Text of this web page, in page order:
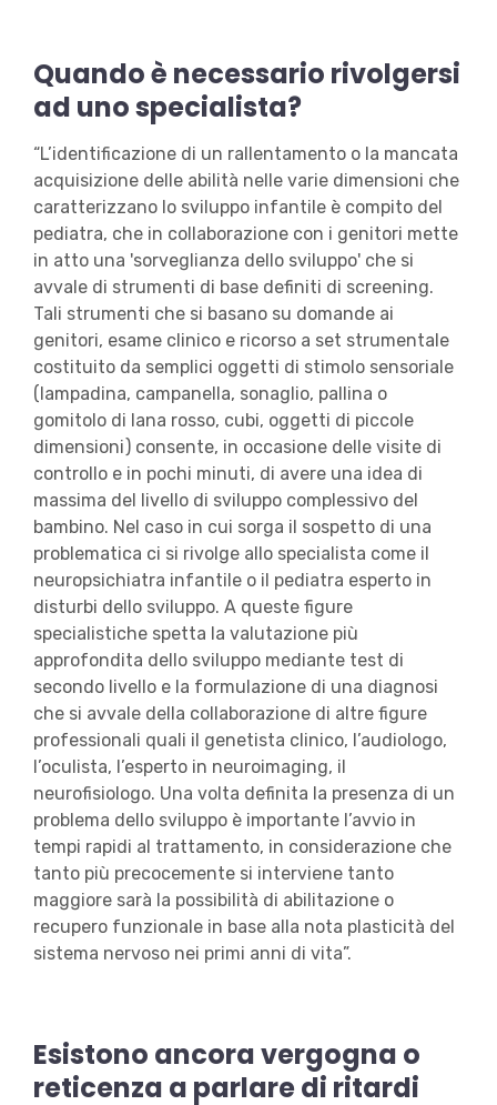
Quando è necessario rivolgersi
ad uno specialista?
“L’identificazione di un rallentamento o la mancata
acquisizione delle abilità nelle varie dimensioni che
caratterizzano lo sviluppo infantile è compito del
pediatra, che in collaborazione con i genitori mette
in atto una 'sorveglianza dello sviluppo' che si
avvale di strumenti di base definiti di screening.
Tali strumenti che si basano su domande ai
genitori, esame clinico e ricorso a set strumentale
costituito da semplici oggetti di stimolo sensoriale
(lampadina, campanella, sonaglio, pallina o
gomitolo di lana rosso, cubi, oggetti di piccole
dimensioni) consente, in occasione delle visite di
controllo e in pochi minuti, di avere una idea di
massima del livello di sviluppo complessivo del
bambino. Nel caso in cui sorga il sospetto di una
problematica ci si rivolge allo specialista come il
neuropsichiatra infantile o il pediatra esperto in
disturbi dello sviluppo. A queste figure
specialistiche spetta la valutazione più
approfondita dello sviluppo mediante test di
secondo livello e la formulazione di una diagnosi
che si avvale della collaborazione di altre figure
professionali quali il genetista clinico, l’audiologo,
l’oculista, l’esperto in neuroimaging, il
neurofisiologo. Una volta definita la presenza di un
problema dello sviluppo è importante l’avvio in
tempi rapidi al trattamento, in considerazione che
tanto più precocemente si interviene tanto
maggiore sarà la possibilità di abilitazione o
recupero funzionale in base alla nota plasticità del
sistema nervoso nei primi anni di vita”.
Esistono ancora vergogna o
reticenza a parlare di ritardi